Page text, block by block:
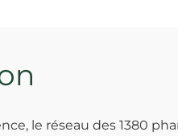
le réseau des 1380